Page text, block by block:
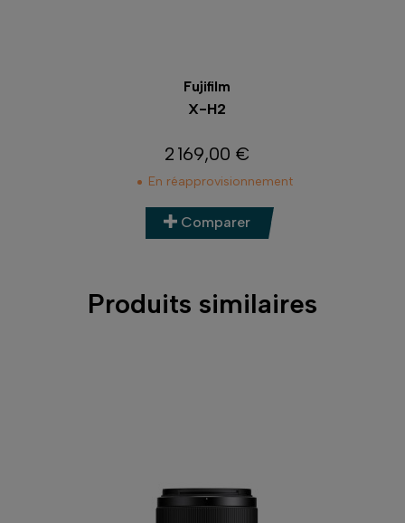
Fujifilm
X-H2
Prix
2 169,00 €
En réapprovisionnement
Comparer
Produits similaires